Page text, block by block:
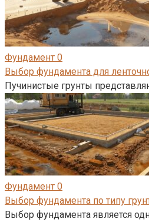
Фундамент 0
Выбор фундамента для
Пучинистые грунты
Фундамент 0
Выбор фундамента по типу
Выбор фундамента является